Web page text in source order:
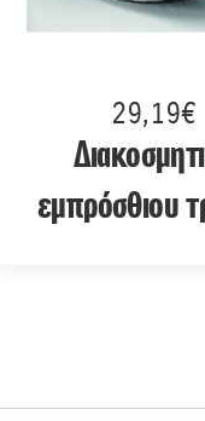
29,19€
εμπρόσθιου